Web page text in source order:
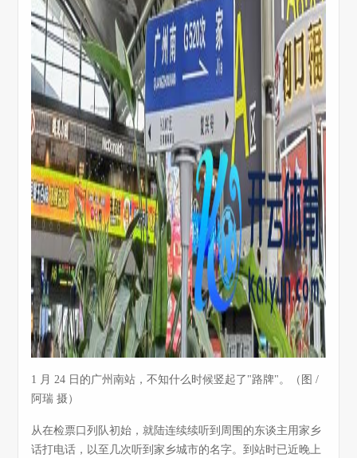
1 月 24 日的广州南站，不知什么时候竖起了"路牌"。（图 /
阿瑞 摄）
从在检票口列队初始，就陆连续续听到周围的东谈主用家乡
话打电话，以至几次听到家乡城市的名字。到站时已近晚上